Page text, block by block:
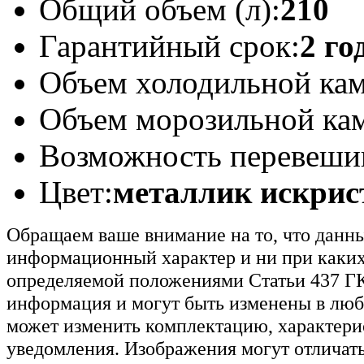
Общий объем (л):210
Гарантийный срок:2
Объем холодильной
Объем морозильной
Возможность
Цвет:металлик
Обращаем ваше внимание на то, что
информационный характер и ни при
определяемой положениями Статьи 437
информация и могут быть изменены в
может изменить комплектацию,
уведомления. Изображения могут